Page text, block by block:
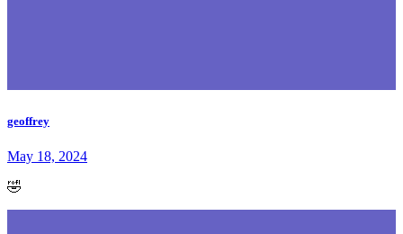
geoffrey
May 18, 2024
🤣